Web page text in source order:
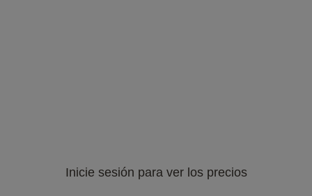
Inicie sesión para ver los precios